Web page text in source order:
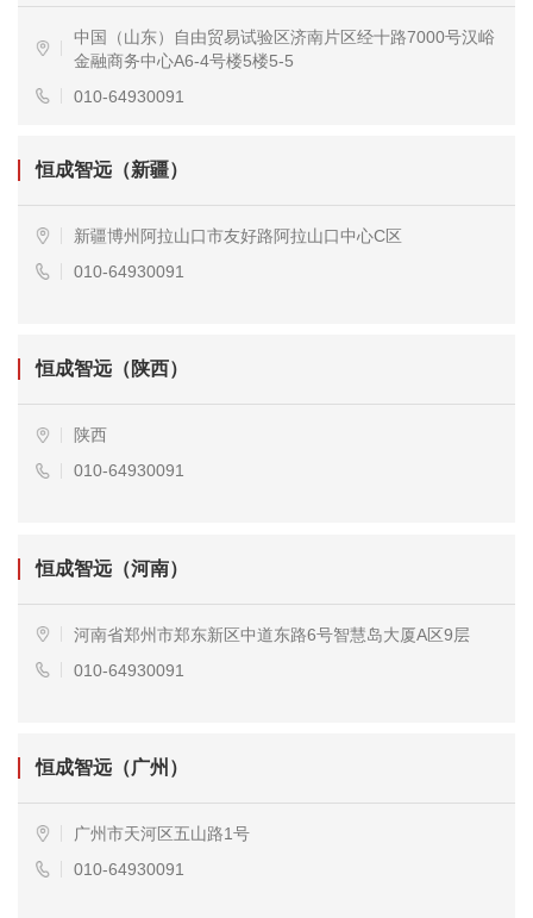
中国（山东）自由贸易试验区济南片区经十路7000号汉峪
金融商务中心A6-4号楼5楼5-5
010-64930091
恒成智远（新疆）
新疆博州阿拉山口市友好路阿拉山口中心C区
010-64930091
恒成智远（陕西）
陕西
010-64930091
恒成智远（河南）
河南省郑州市郑东新区中道东路6号智慧岛大厦A区9层
010-64930091
恒成智远（广州）
广州市天河区五山路1号
010-64930091